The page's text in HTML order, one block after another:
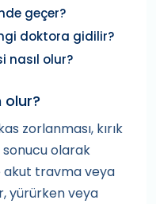
geçer?
doktora gidilir?
nasıl olur?
olur?
zorlanması, kırık
sonucu olarak
akut travma veya
yürürken veya